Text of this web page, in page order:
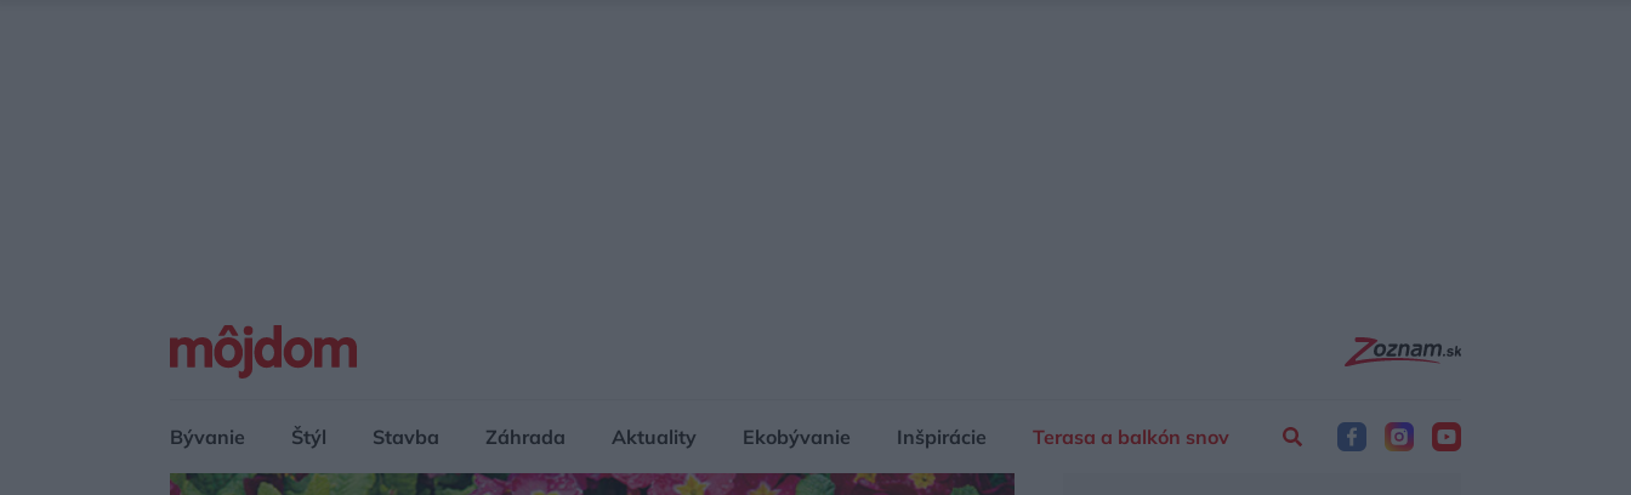
Bývanie Štýl Stavba Záhrada Aktuality Ekobývanie Inšpirácie Terasa a balkón snov